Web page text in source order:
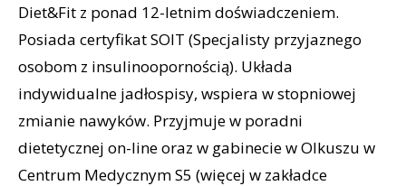
Diet&Fit z ponad 12-letnim doświadczeniem.
Posiada certyfikat SOIT (Specjalisty przyjaznego
osobom z insulinoopornością). Układa
indywidualne jadłospisy, wspiera w stopniowej
zmianie nawyków. Przyjmuje w poradni
dietetycznej on-line oraz w gabinecie w Olkuszu w
Centrum Medycznym S5 (więcej w zakładce